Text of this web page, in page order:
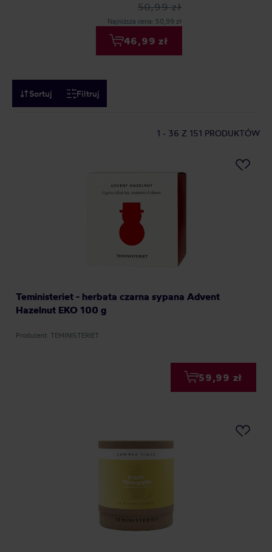
50,99 zł
Najniższa cena: 50,99 zł
46,99 zł
Sortuj Filtruj
1 - 36 Z 151 PRODUKTÓW
Teministeriet - herbata czarna sypana Advent
Hazelnut EKO 100 g
Producent: TEMINISTERIET
59,99 zł